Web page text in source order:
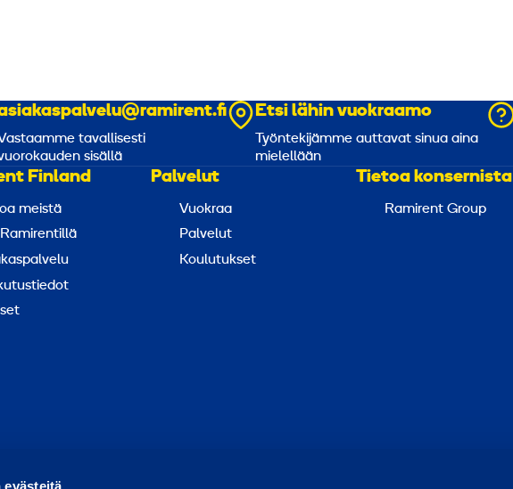
evästeitä
tavallisesti
sisällä
Etsi lähin vuokraamo
Työntekijämme auttavat sinua aina
mielellään
Finland
meistä
Palvelut
Vuokraa
Palvelut
Koulutukset
Tietoa konsernista
Ramirent Group
Raportoi väärinkäytöksestä